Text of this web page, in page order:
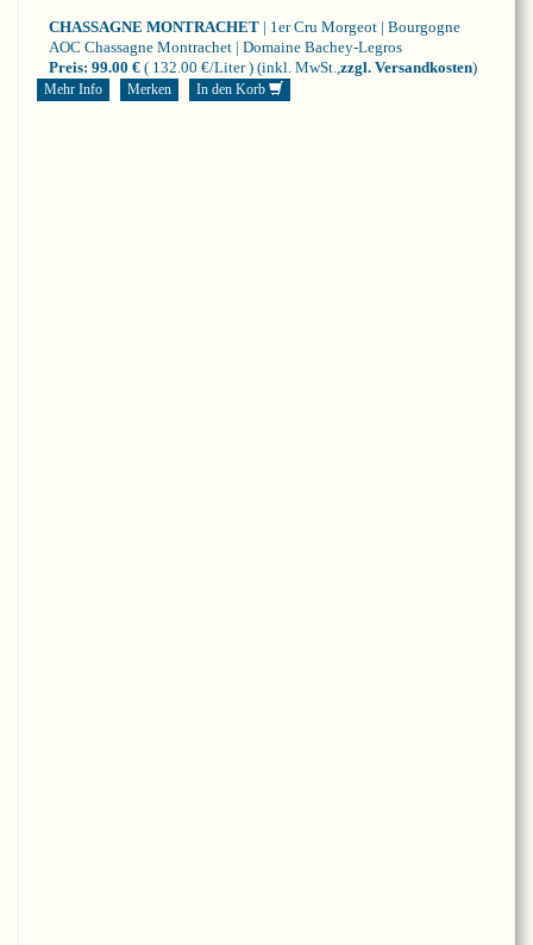
CHASSAGNE MONTRACHET | 1er Cru Morgeot | Bourgogne
AOC Chassagne Montrachet | Domaine Bachey-Legros
Preis: 99.00 € ( 132.00 €/Liter ) (inkl. MwSt., zzgl. Versandkosten)
Mehr Info Merken In den Korb